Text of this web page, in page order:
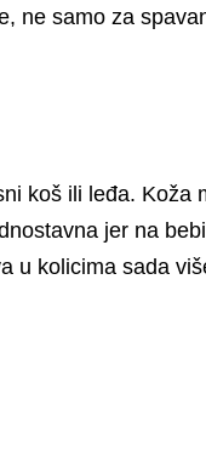
samo za
koš ili leđa.
jer na
u kolicima sada